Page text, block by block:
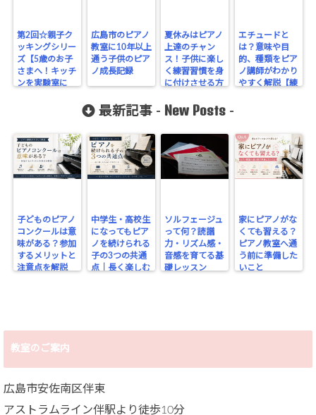
第2回☆親子ク
ッキングシリー
ズ【5歳のお子
さまへ！キッチ
ンを実験室に
広島市のピアノ
教室に10年以上
通う子供のピア
ノ成長記録
夏休みはピアノ
上達のチャン
ス！子供に楽し
く練習習慣を身
に付けさせる方
エチュードと
は？意味や目
的、種類をピア
ノ講師がわかり
やすく解説【練
最新記事 - New Posts -
子どものピアノ
コンクールは意
味がある？参加
するメリットと
注意点を解説
中学生・高校生
になってもピア
ノを続けられる
子の3つの共通
点｜長く楽しむ
ソルフェージュ
って何？読譜
力・リズム感・
音感を育てる基
礎レッスン
家にピアノがな
くても習える？
ピアノ教室へ通
う前に準備した
いこと
教室のご案内
広島市安佐南区伴東
アストラムライン伴駅より徒歩10分